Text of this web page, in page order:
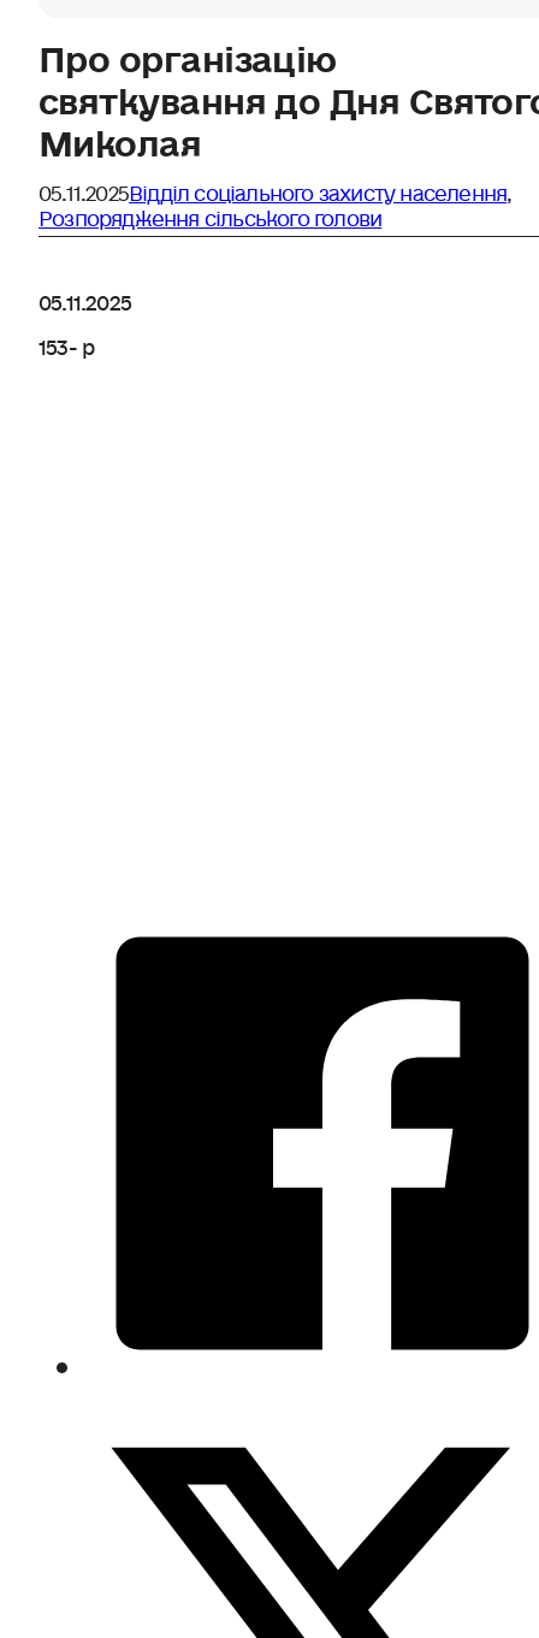
Про організацію
святкування до Дня
Миколая
05.11.2025Відділ соціального захисту населення
Розпорядження сільського голови
05.11.2025
153- р